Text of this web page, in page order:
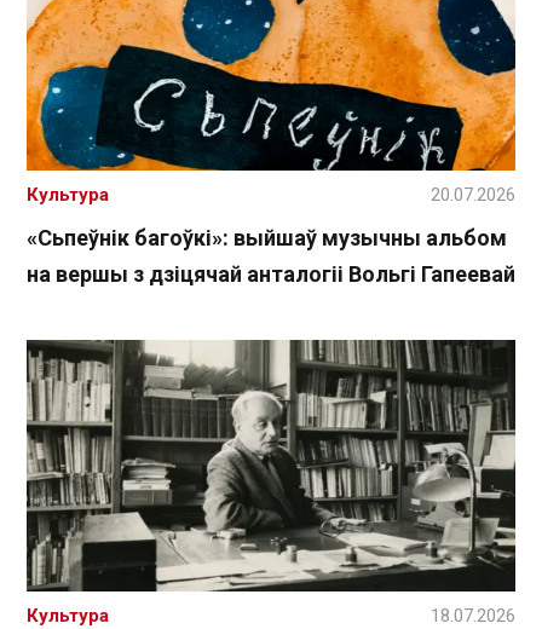
«Сьпеўнік багоўкі»: выйшаў музычны альбом
на вершы з дзіцячай анталогіі Вольгі Гапеевай
Культура 20.07.2026
Культура 18.07.2026